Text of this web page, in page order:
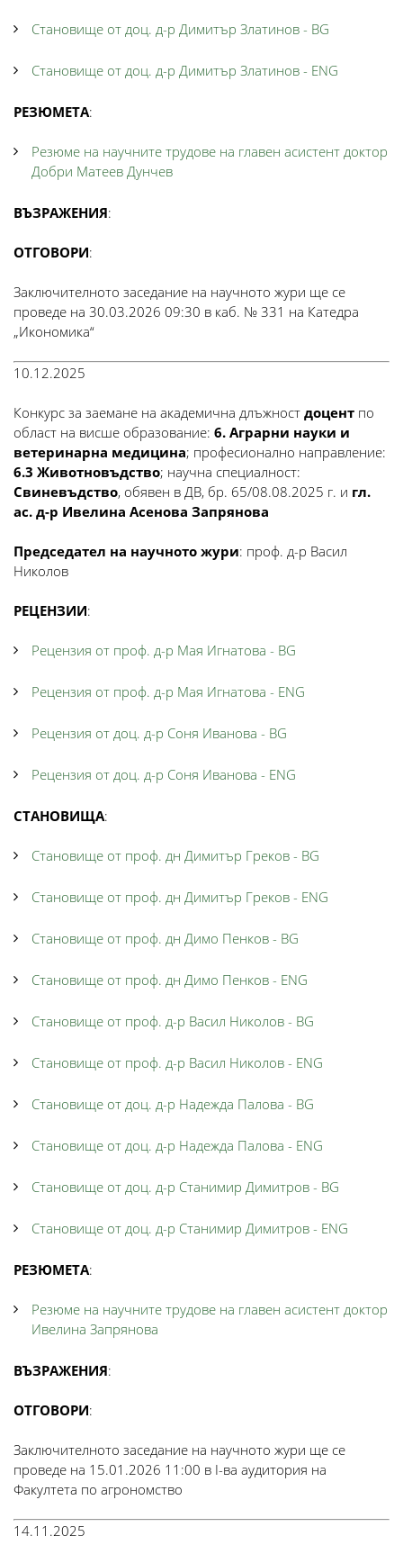
Становище от доц. д-р Димитър Златинов - BG
Становище от доц. д-р Димитър Златинов - ENG
РЕЗЮМЕТА:
Резюме на научните трудове на главен асистент доктор
Добри Матеев Дунчев
ВЪЗРАЖЕНИЯ:
ОТГОВОРИ:
Заключителното заседание на научното жури ще се
проведе на 30.03.2026 09:30 в каб. № 331 на Катедра
„Икономика“
10.12.2025
Конкурс за заемане на академична длъжност доцент по
област на висше образование: 6. Аграрни науки и
ветеринарна медицина; професионално направление:
6.3 Животновъдство; научна специалност:
Свиневъдство, обявен в ДВ, бр. 65/08.08.2025 г. и гл.
ас. д-р Ивелина Асенова Запрянова
Председател на научното жури: проф. д-р Васил
Николов
РЕЦЕНЗИИ:
Рецензия от проф. д-р Мая Игнатова - BG
Рецензия от проф. д-р Мая Игнатова - ENG
Рецензия от доц. д-р Соня Иванова - BG
Рецензия от доц. д-р Соня Иванова - ENG
СТАНОВИЩА:
Становище от проф. дн Димитър Греков - BG
Становище от проф. дн Димитър Греков - ENG
Становище от проф. дн Димо Пенков - BG
Становище от проф. дн Димо Пенков - ENG
Становище от проф. д-р Васил Николов - BG
Становище от проф. д-р Васил Николов - ENG
Становище от доц. д-р Надежда Палова - BG
Становище от доц. д-р Надежда Палова - ENG
Становище от доц. д-р Станимир Димитров - BG
Становище от доц. д-р Станимир Димитров - ENG
РЕЗЮМЕТА:
Резюме на научните трудове на главен асистент доктор
Ивелина Запрянова
ВЪЗРАЖЕНИЯ:
ОТГОВОРИ:
Заключителното заседание на научното жури ще се
проведе на 15.01.2026 11:00 в І-ва аудитория на
Факултета по агрономство
14.11.2025